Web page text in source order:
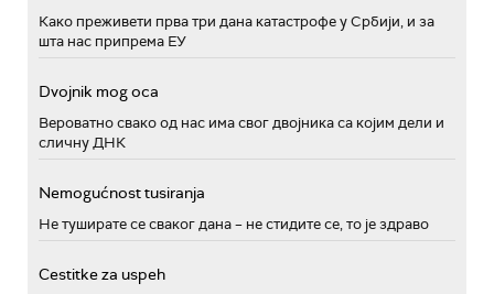
Како преживети прва три дана катастрофе у Србији, и за
шта нас припрема ЕУ
Dvojnik mog oca
Вероватно свако од нас има свог двојника са којим дели и
сличну ДНК
Nemogućnost tusiranja
Не туширате се сваког дана – не стидите се, то је здраво
Cestitke za uspeh